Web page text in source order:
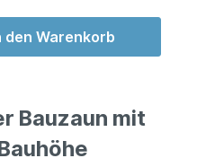
den Warenkorb
Bauzaun mit